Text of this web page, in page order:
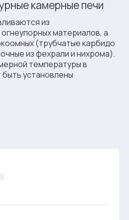
камерные печи
из
материалов, а
(трубчатые карбидо
из фехрали и нихрома).
температуры в
установлены